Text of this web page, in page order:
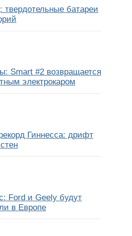
твердотельные батареи
Smart #2 возвращается
электрокаром
Гиннесса: дрифт
Ford и Geely будут
в Европе